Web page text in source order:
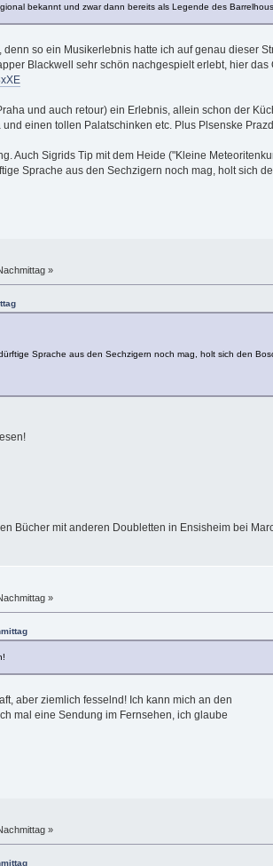
bekannt und zwar dann bereits als Legende des
so ein Musikerlebnis hatte ich auf genau dieser
Blackwell sehr schön nachgespielt erlebt, hier das
und auch retour) ein Erlebnis, allein schon der
einen tollen Palatschinken etc. Plus Plsenske
Auch Sigrids Tip mit dem Heide ("Kleine
Sprache aus den Sechzigern noch mag, holt sich
»
Sprache aus den Sechzigern noch mag, holt sich den
Bücher mit anderen Doubletten in Ensisheim bei
»
aber ziemlich fesselnd! Ich kann mich an den
mal eine Sendung im Fernsehen, ich glaube
»